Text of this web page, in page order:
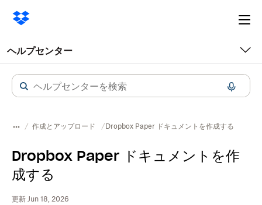
ヘルプセンター
作成とアップロード Dropbox Paper ドキュメントを作成する
Dropbox Paper ドキュメントを作
成する
更新 Jun 18, 2026